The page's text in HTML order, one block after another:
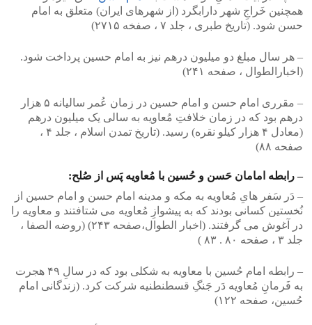
همچنین خَراجِ شهر دارابگرد (از شهرهای ایران) متعلق به امام
حسن شود. (تاریخ طبری ، جلد ۷ ، صفخه ۲۷۱۵)
– هر سال مبلغ دو میلیون درهم نیز به امام حسین پرداخت شود.
(اخبارالطوال ، صفحه ۲۴۱)
– مقرری امام حسن و امام حسین در زمان عُمر سالیانه ۵ هزار
درهم بود که در زمان خلافتِ مُعاویه به سالی یک میلیون درهم
(معادل ۴ هزار کیلو نقره) رسید. (تاریخ تمدن اسلام ، جلد ۴ ،
صفحه ۸۸)
– رابطه امامان حَسن و حُسین با مُعاویه پَس از صُلح:
– دَر سَفر هایِ مُعاویه به مکه و مدینه امام حسن و امام حسین از
نُخستین کسانی بودند که به پیشوازِ مُعاویه می شتافتند و معاویه را
در آغوش می گرفتند. (اخبار الطوال،صفحه ۲۴۳) (روضه الصفا ،
جلد ۳ ، صفحه ۸۰ . ۸۳ )
– رابطه امام حُسین با معاویه به شکلی بود که در سالِ ۴۹ هجرت
به فَرمانِ مُعاویه دَر جَنگِ قسطنطنیه شرکت کرد. (زندگانی امام
حُسین، صفحه ۱۲۲)